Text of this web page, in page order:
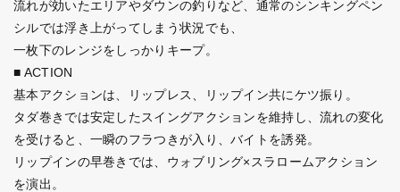
流れが効いたエリアやダウンの釣りなど、通常のシンキングペン
シルでは浮き上がってしまう状況でも、
一枚下のレンジをしっかりキープ。
■ ACTION
基本アクションは、リップレス、リップイン共にケツ振り。
タダ巻きでは安定したスイングアクションを維持し、流れの変化
を受けると、一瞬のフラつきが入り、バイトを誘発。
リップインの早巻きでは、ウォブリング×スラロームアクション
を演出。